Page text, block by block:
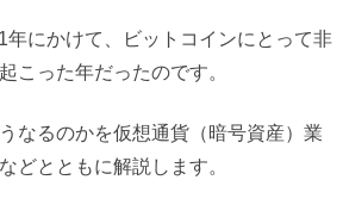
年にかけて、ビットコインにとって非
こった年だったのです。
なるのかを仮想通貨（暗号資産）業
どとともに解説します。